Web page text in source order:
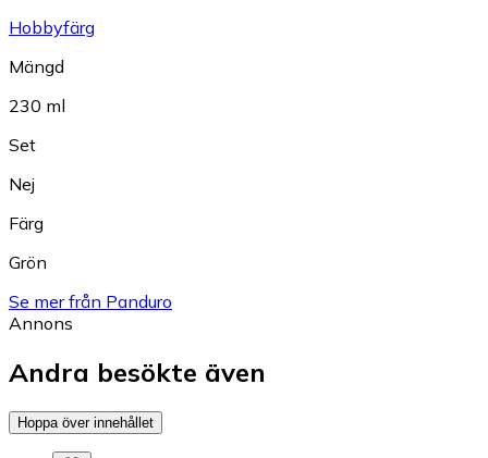
Hobbyfärg
Mängd
230 ml
Set
Nej
Färg
Grön
Se mer från Panduro
Annons
Andra besökte även
Hoppa över innehållet